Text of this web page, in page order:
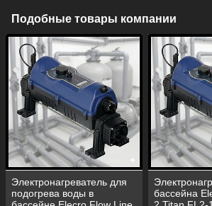
Подобные товары компании
Электронагреватель для
подогрева воды в
бассейна